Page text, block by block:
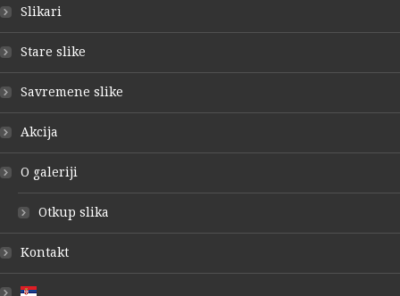
Slikari
Stare slike
Savremene slike
Akcija
O galeriji
Otkup slika
Kontakt